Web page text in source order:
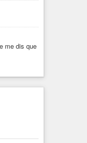
me dis que